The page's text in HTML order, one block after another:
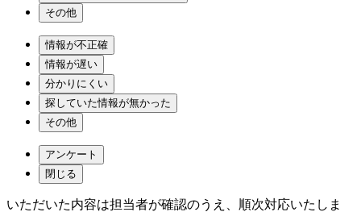
その他
情報が不正確
情報が遅い
分かりにくい
探していた情報が無かった
その他
アンケート
閉じる
いただいた内容は担当者が確認のうえ、順次対応いたしま